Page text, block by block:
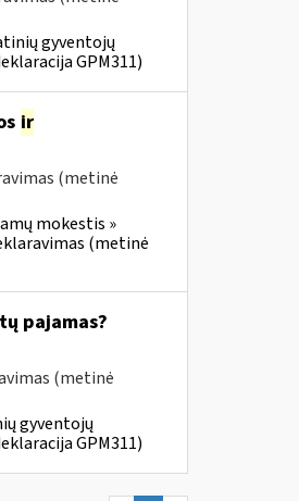
gyventojų
GPM311)
ir
(metinė
mokestis »
(metinė
pajamas?
(metinė
gyventojų
GPM311)